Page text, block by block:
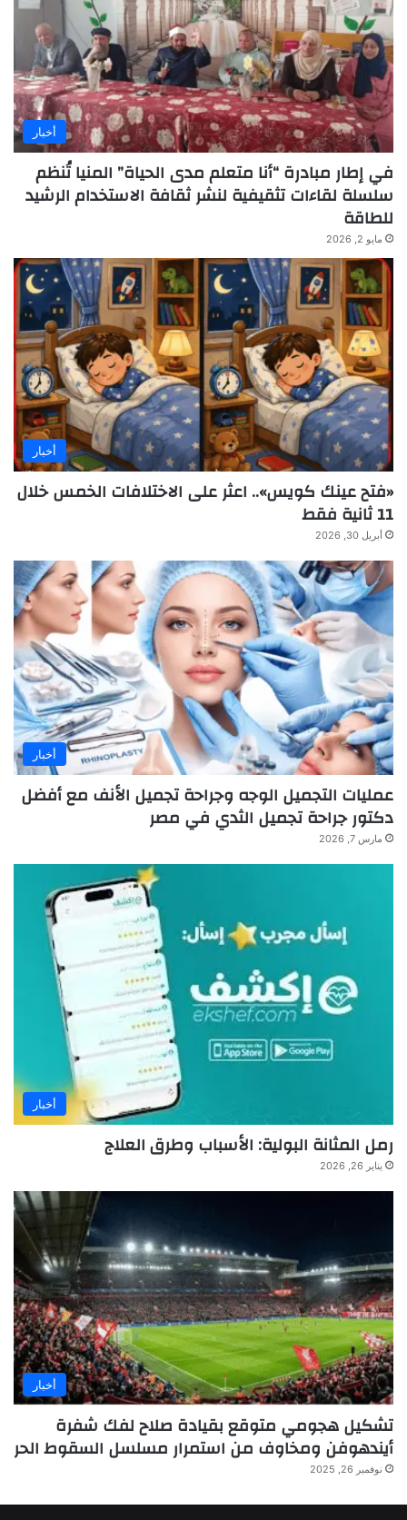
أخبار
في إطار مبادرة “أنا متعلم مدى الحياة” المنيا تُنظم
سلسلة لقاءات تثقيفية لنشر ثقافة الاستخدام الرشيد
للطاقة
مايو 2, 2026
أخبار
«فتح عينك كويس».. اعثر على الاختلافات الخمس خلال
11 ثانية فقط
أبريل 30, 2026
أخبار
عمليات التجميل الوجه وجراحة تجميل الأنف مع أفضل
دكتور جراحة تجميل الثدي في مصر
مارس 7, 2026
أخبار
رمل المثانة البولية: الأسباب وطرق العلاج
يناير 26, 2026
أخبار
تشكيل هجومي متوقع بقيادة صلاح لفك شفرة
أيندهوفن ومخاوف من استمرار مسلسل السقوط الحر
نوفمبر 26, 2025